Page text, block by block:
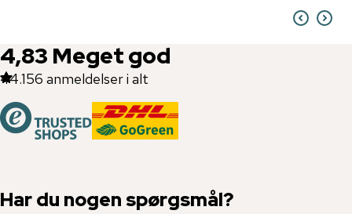
4,83 Meget god
44.156 anmeldelser i alt
Har du nogen spørgsmål?